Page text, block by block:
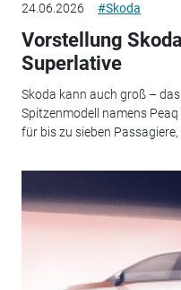
24.06.2026 #Skoda
Vorstellung
Superlative
Skoda kann auch groß –
Spitzenmodell namens
für bis zu sieben Passagiere,